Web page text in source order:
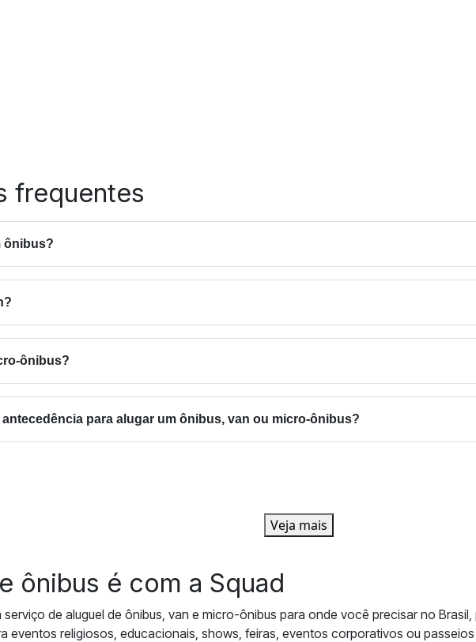
frequentes
ônibus?
com o nosso time de atendimento através do whatsapp (27) 99917-1468.
20 lugares. Para realizar o seu orçamento, basta entrar em contato com o nosso
dois fatores importantes a serem levados em conta são o conforto e o fato de
ônibus?
e faça uma simulação, para entender melhor sobre valores e demais informações.
antecedência para alugar um ônibus, van ou micro-ônibus?
Veja mais
ônibus é com a Squad
serviço de aluguel de ônibus, van e micro-ônibus para onde você precisar no
eventos religiosos, educacionais, shows, feiras, eventos corporativos ou